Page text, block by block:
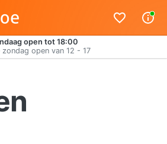
open tot 18:00
zondag open van 12 - 17